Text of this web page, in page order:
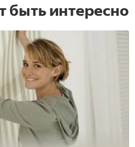
быть интересно